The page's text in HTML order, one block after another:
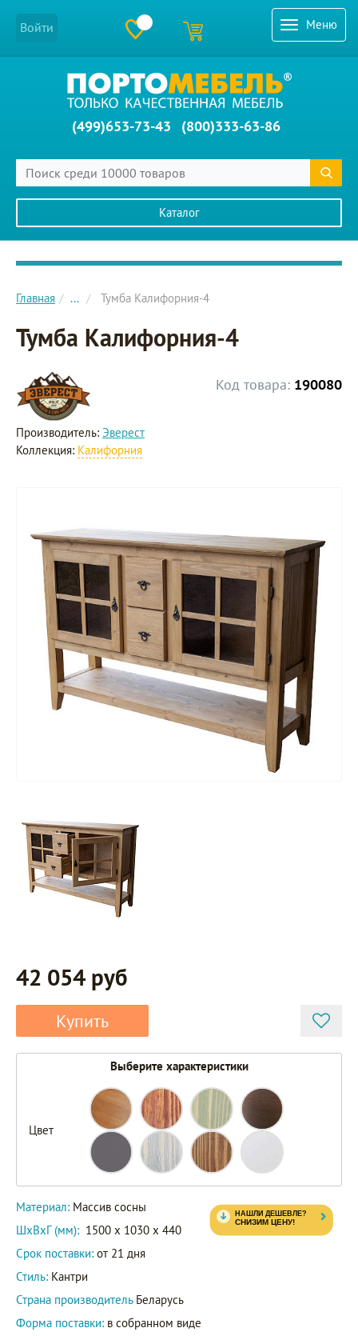
Меню
Войти
(499)653-73-43 (800)333-63-86
Каталог
Главное меню сайта
Главная ... Тумба Калифорния-4
Тумба Калифорния-4
Код товара: 190080
Производитель: Эверест
Коллекция: Калифорния
42 054 руб
Купить
Выберите характеристики
Цвет
Материал: Массив сосны
ШxВxГ (мм): 1500 x 1030 x 440
Срок поставки: от 21 дня
Стиль: Кантри
Страна производитель Беларусь
Форма поставки: в собранном виде